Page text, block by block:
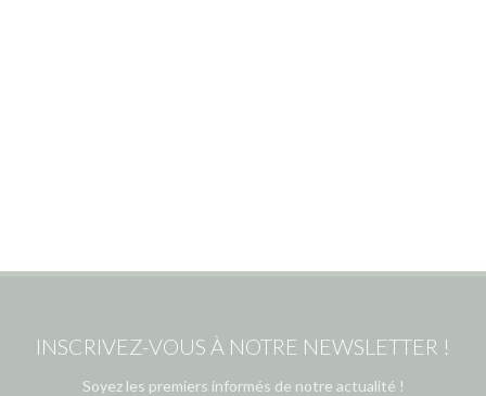
INSCRIVEZ-VOUS À NOTRE NEWSLETTER !
Soyez les premiers informés de notre actualité !